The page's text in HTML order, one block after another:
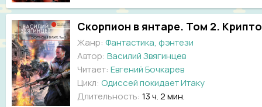
Скорпион в янтаре. Том 2.
Жанр: Фантастика, фэнтези
Автор: Василий Звягинцев
Читает: Евгений Бочкарев
Цикл: Одиссей покидает Итаку
Длительность: 13 ч. 2 мин.